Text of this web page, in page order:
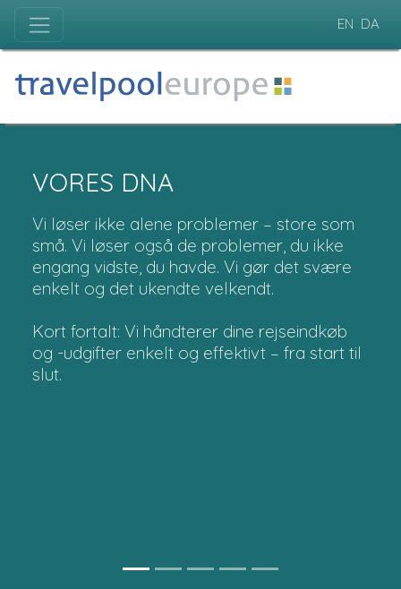
EN DA
VORES DNA
Vi løser ikke alene problemer – store som
små. Vi løser også de problemer, du ikke
engang vidste, du havde. Vi gør det svære
enkelt og det ukendte velkendt.
Kort fortalt: Vi håndterer dine rejseindkøb
og -udgifter enkelt og effektivt – fra start til
slut.